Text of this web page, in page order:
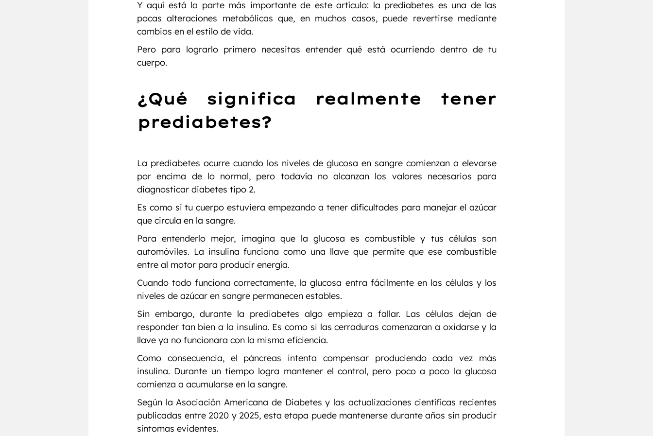
Y aquí está la parte más importante de este artículo: la prediabetes es una de las
pocas alteraciones metabólicas que, en muchos casos, puede revertirse mediante
cambios en el estilo de vida.
Pero para lograrlo primero necesitas entender qué está ocurriendo dentro de tu
cuerpo.
¿Qué significa realmente tener
prediabetes?
La prediabetes ocurre cuando los niveles de glucosa en sangre comienzan a elevarse
por encima de lo normal, pero todavía no alcanzan los valores necesarios para
diagnosticar diabetes tipo 2.
Es como si tu cuerpo estuviera empezando a tener dificultades para manejar el azúcar
que circula en la sangre.
Para entenderlo mejor, imagina que la glucosa es combustible y tus células son
automóviles. La insulina funciona como una llave que permite que ese combustible
entre al motor para producir energía.
Cuando todo funciona correctamente, la glucosa entra fácilmente en las células y los
niveles de azúcar en sangre permanecen estables.
Sin embargo, durante la prediabetes algo empieza a fallar. Las células dejan de
responder tan bien a la insulina. Es como si las cerraduras comenzaran a oxidarse y la
llave ya no funcionara con la misma eficiencia.
Como consecuencia, el páncreas intenta compensar produciendo cada vez más
insulina. Durante un tiempo logra mantener el control, pero poco a poco la glucosa
comienza a acumularse en la sangre.
Según la Asociación Americana de Diabetes y las actualizaciones científicas recientes
publicadas entre 2020 y 2025, esta etapa puede mantenerse durante años sin producir
síntomas evidentes.